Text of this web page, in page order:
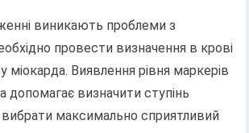
виникають проблеми з
провести визначення в крові
міокарда. Виявлення рівня маркерів
допомагає визначити ступінь
вибрати максимально сприятливий